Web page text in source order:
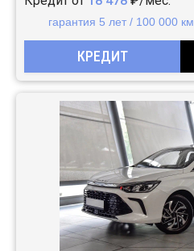
гарантия 5 лет / 100 000 км
КРЕДИТ